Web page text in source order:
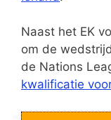
Naast het EK
om de
de Nations
kwalificatie